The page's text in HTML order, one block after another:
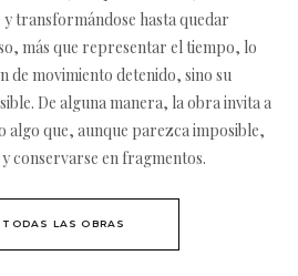
transformándose hasta quedar
más que representar el tiempo, lo
de movimiento detenido, sino su
De alguna manera, la obra invita a
algo que, aunque parezca imposible,
conservarse en fragmentos.
TODAS LAS OBRAS